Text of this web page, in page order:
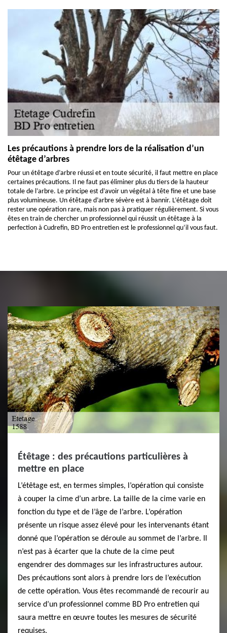
Les précautions à prendre lors de la réalisation d’un
étêtage d’arbres
Pour un étêtage d’arbre réussi et en toute sécurité, il faut mettre en place
certaines précautions. Il ne faut pas éliminer plus du tiers de la hauteur
totale de l’arbre. Le principe est d’avoir un végétal à tête fine et une base
plus volumineuse. Un étêtage d’arbre sévère est à bannir. L’étêtage doit
rester une opération rare, mais non pas à pratiquer régulièrement. Si vous
êtes en train de chercher un professionnel qui réussit un étêtage à la
perfection à Cudrefin, BD Pro entretien est le professionnel qu’il vous faut.
Étêtage : des précautions particulières à
mettre en place
L’étêtage est, en termes simples, l’opération qui consiste
à couper la cime d’un arbre. La taille de la cime varie en
fonction du type et de l’âge de l’arbre. L’opération
présente un risque assez élevé pour les intervenants étant
donné que l’opération se déroule au sommet de l’arbre. Il
n’est pas à écarter que la chute de la cime peut
engendrer des dommages sur les infrastructures autour.
Des précautions sont alors à prendre lors de l’exécution
de cette opération. Vous êtes recommandé de recourir au
service d’un professionnel comme BD Pro entretien qui
saura mettre en œuvre toutes les mesures de sécurité
requises.